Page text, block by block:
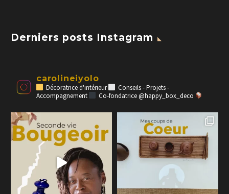
Derniers posts Instagram
carolineiyolo
Décoratrice d'intérieur
Conseils - Projets -
Accompagnement
Co-fondatrice @happy_box_deco